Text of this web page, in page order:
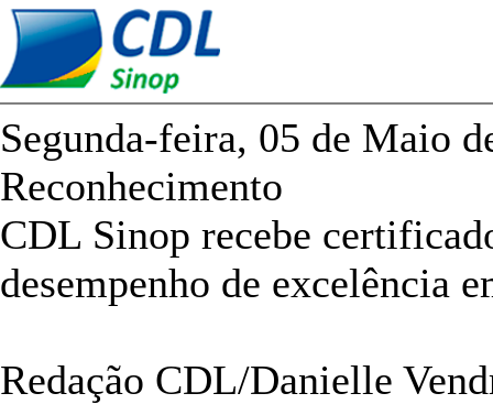
Segunda-feira, 05 de Maio
Reconhecimento
CDL Sinop recebe
desempenho de excelência
Redação CDL/Danielle